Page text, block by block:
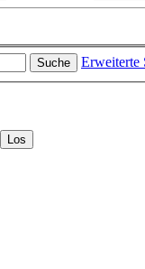
Suche Erweiterte